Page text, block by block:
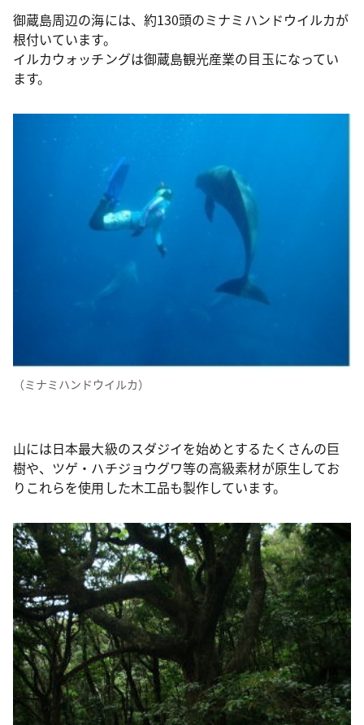
御蔵島周辺の海には、約130頭のミナミハンドウイルカが
根付いています。
イルカウォッチングは御蔵島観光産業の目玉になってい
ます。
（ミナミハンドウイルカ）
山には日本最大級のスダジイを始めとするたくさんの巨
樹や、ツゲ・ハチジョウグワ等の高級素材が原生してお
りこれらを使用した木工品も製作しています。